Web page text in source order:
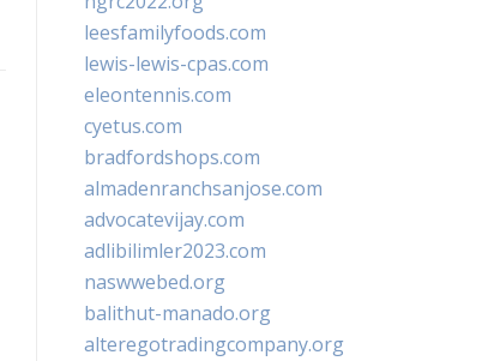
leesfamilyfoods.com
lewis-lewis-cpas.com
eleontennis.com
cyetus.com
bradfordshops.com
almadenranchsanjose.com
advocatevijay.com
adlibilimler2023.com
naswwebed.org
balithut-manado.org
alteregotradingcompany.org